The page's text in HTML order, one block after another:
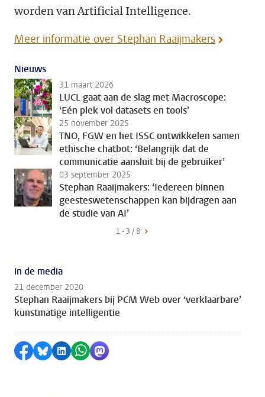
worden van Artificial Intelligence.
Meer informatie over Stephan Raaijmakers
Nieuws
31 maart 2026
LUCL gaat aan de slag met Macroscope:
‘Eén plek vol datasets en tools’
25 november 2025
TNO, FGW en het ISSC ontwikkelen samen
ethische chatbot: ‘Belangrijk dat de
communicatie aansluit bij de gebruiker’
03 september 2025
Stephan Raaijmakers: ‘Iedereen binnen
geesteswetenschappen kan bijdragen aan
de studie van AI’
1 - 3 / 8
in de media
21 december 2020
Stephan Raaijmakers bij PCM Web over ‘verklaarbare’
kunstmatige intelligentie
Delen op Facebook
Delen via Bluesky
Delen op LinkedIn
Delen via WhatsApp
Delen via Mastodon